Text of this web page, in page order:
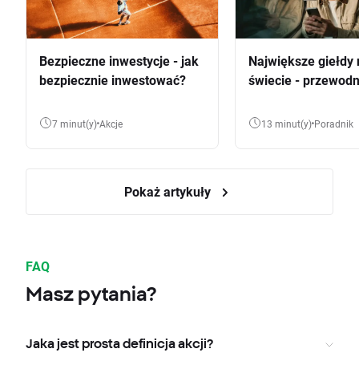
Bezpieczne inwestycje - jak
bezpiecznie inwestować?
7 minut(y) Akcje
Największe giełdy
świecie -
13 minut(y) Poradnik
Pokaż artykuły
FAQ
Masz pytania?
Jaka jest prosta definicja akcji?